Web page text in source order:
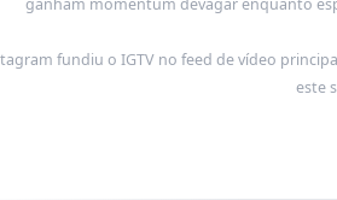
ganham momentum devagar enquanto
fundiu o IGTV no feed de vídeo
este